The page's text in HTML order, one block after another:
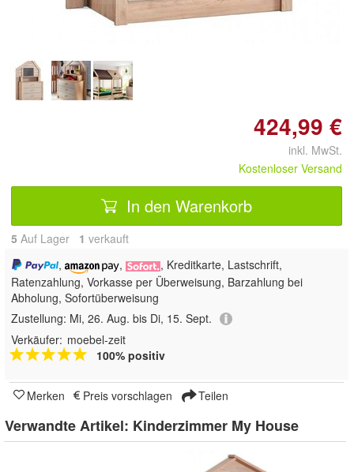
424,99 €
inkl. MwSt.
Kostenloser Versand
In den Warenkorb
5 Auf Lager 1 verkauft
,
,
, Kreditkarte, Lastschrift,
Ratenzahlung, Vorkasse per Überweisung, Barzahlung bei
Abholung, Sofortüberweisung
Zustellung: Mi, 26. Aug. bis Di, 15. Sept.
Verkäufer: moebel-zeit
100% positiv
Merken Preis vorschlagen Teilen
Verwandte Artikel: Kinderzimmer My House